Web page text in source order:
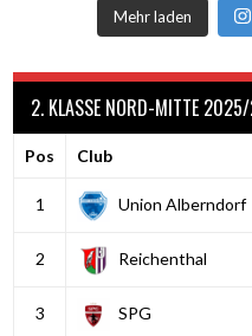
Mehr laden
2. KLASSE NORD-MITTE
Pos Club
1 Union Alberndorf
2 Reichenthal
3
SPG